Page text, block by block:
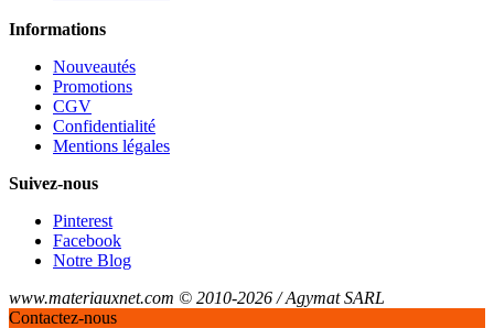
Informations
Nouveautés
Promotions
CGV
Confidentialité
Mentions légales
Suivez-nous
Pinterest
Facebook
Notre Blog
www.materiauxnet.com © 2010-2026 / Agymat SARL
Contactez-nous